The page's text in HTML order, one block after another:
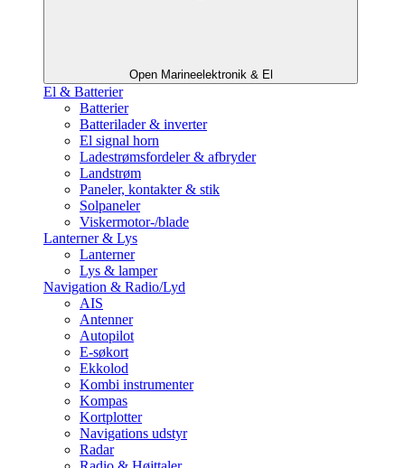
Open Marineelektronik & El
El & Batterier
Batterier
Batterilader & inverter
El signal horn
Ladestrømsfordeler & afbryder
Landstrøm
Paneler, kontakter & stik
Solpaneler
Viskermotor-/blade
Lanterner & Lys
Lanterner
Lys & lamper
Navigation & Radio/Lyd
AIS
Antenner
Autopilot
E-søkort
Ekkolod
Kombi instrumenter
Kompas
Kortplotter
Navigations udstyr
Radar